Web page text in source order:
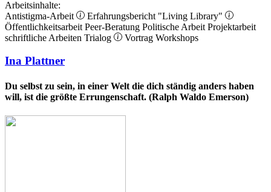
Arbeitsinhalte:
Antistigma-Arbeit
Erfahrungsbericht "Living Library"
Öffentlichkeitsarbeit Peer-Beratung Politische Arbeit Projektarbeit
schriftliche Arbeiten Trialog Vortrag Workshops
Ina Plattner
Du selbst zu sein, in einer Welt die dich ständig anders haben
will, ist die größte Errungenschaft. (Ralph Waldo Emerson)